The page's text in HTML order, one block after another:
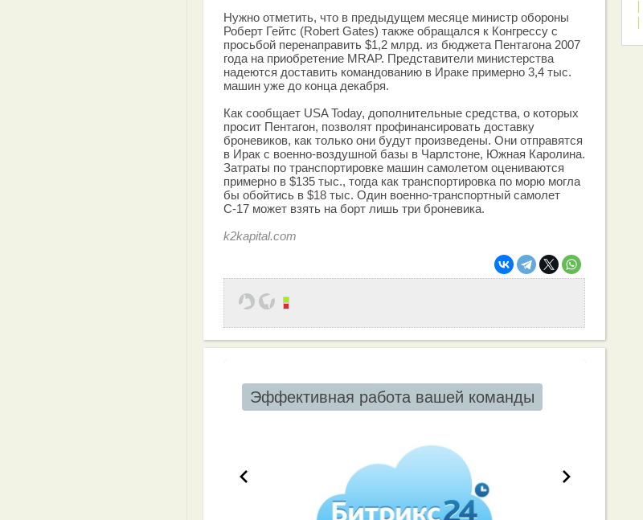
Нужно отметить, что в предыдущем месяце министр обороны
Роберт Гейтс (Robert Gates) также обращался к Конгрессу с
просьбой перенаправить $1,2 млрд. из бюджета Пентагона 2007
года на приобретение MRAP. Представители министерства
надеются доставить командованию в Ираке примерно 3,4 тыс.
машин уже до конца декабря.
Как сообщает USA Today, дополнительные средства, о которых
просит Пентагон, позволят профинансировать доставку
броневиков, как только они будут произведены. Они отправятся
в Ирак с военно-воздушной базы в Чарлстоне, Южная Каролина.
Затраты по транспортировке машин самолетом оцениваются
примерно в $135 тыс., тогда как транспортировка по морю могла
бы обойтись в $18 тыс. Один военно-транспортный самолет
С-17 может взять на борт лишь три броневика.
k2kapital.com
Эффективная работа вашей команды